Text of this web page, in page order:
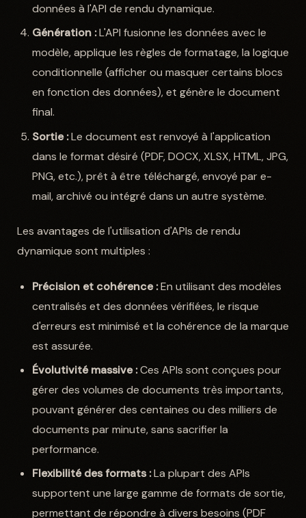
données à l'API de rendu dynamique.
Génération :L'API fusionne les données avec le
modèle, applique les règles de formatage, la logique
conditionnelle (afficher ou masquer certains blocs
en fonction des données), et génère le document
final.
Sortie :Le document est renvoyé à l'application
dans le format désiré (PDF, DOCX, XLSX, HTML, JPG,
PNG, etc.), prêt à être téléchargé, envoyé par e-
mail, archivé ou intégré dans un autre système.
Les avantages de l'utilisation d'APIs de rendu
dynamique sont multiples :
Précision et cohérence :En utilisant des modèles
centralisés et des données vérifiées, le risque
d'erreurs est minimisé et la cohérence de la marque
est assurée.
Évolutivité massive :Ces APIs sont conçues pour
gérer des volumes de documents très importants,
pouvant générer des centaines ou des milliers de
documents par minute, sans sacrifier la
performance.
Flexibilité des formats :La plupart des APIs
supportent une large gamme de formats de sortie,
permettant de répondre à divers besoins (PDF